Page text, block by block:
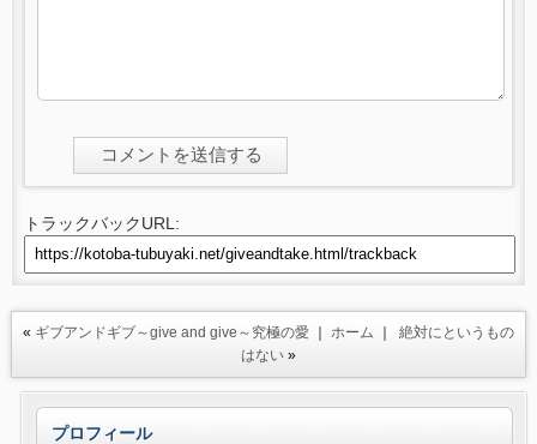
トラックバックURL:
« ギブアンドギブ～give and give～究極の愛｜ ホーム
絶対にというもの
はない»
プロフィール